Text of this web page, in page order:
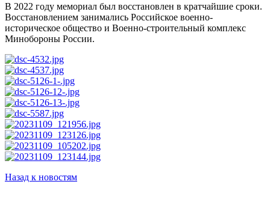
В 2022 году мемориал был восстановлен в кратчайшие сроки.
Восстановлением занимались Российское военно-
историческое общество и Военно-строительный комплекс
Минобороны России.
Назад к новостям